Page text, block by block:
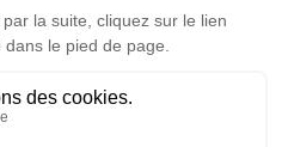
Demande de rendez-vous en
agence
personnelles